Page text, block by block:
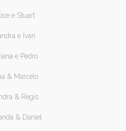
e Stuart
e Ivan
e Pedro
& Marcelo
& Regis
& Daniel